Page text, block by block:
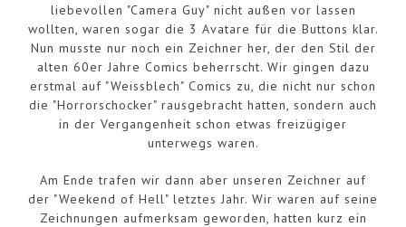
liebevollen "Camera Guy" nicht außen vor lassen
wollten, waren sogar die 3 Avatare für die Buttons klar.
Nun musste nur noch ein Zeichner her, der den Stil der
alten 60er Jahre Comics beherrscht. Wir gingen dazu
erstmal auf "Weissblech" Comics zu, die nicht nur schon
die "Horrorschocker" rausgebracht hatten, sondern auch
in der Vergangenheit schon etwas freizügiger
unterwegs waren.
Am Ende trafen wir dann aber unseren Zeichner auf
der "Weekend of Hell" letztes Jahr. Wir waren auf seine
Zeichnungen aufmerksam geworden, hatten kurz ein